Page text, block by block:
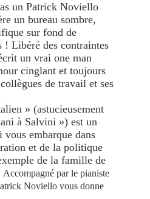
un Patrick Noviello
un bureau sombre,
sur fond de
! Libéré des contraintes
un vrai one man
cinglant et toujours
de travail et ses
» (astucieusement
à Salvini ») est un
embarque dans
et de la politique
de la famille de
Accompagné par le pianiste
Noviello vous donne